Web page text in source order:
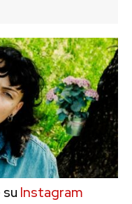
su Instagram